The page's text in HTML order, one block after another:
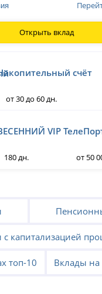
Открыть вклад
счёт
от 30 до 60 дн.
VIP
180 дн. от 50
капитализацией
топ-10 Вклады на